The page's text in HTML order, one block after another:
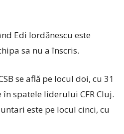
Edi Iordănescu este
sa nu a înscris.
se află pe locul doi, cu 31
spatele liderului CFR Cluj.
este pe locul cinci, cu